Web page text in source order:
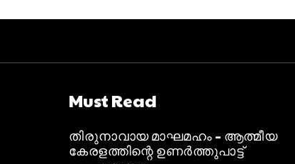
Must Read
തിരുനാവായ മാഘമഹം – ആത്മീയ
കേരളത്തിന്റെ ഉണർത്തുപാട്ട്